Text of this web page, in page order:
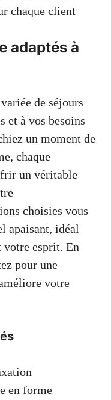
chaque client
adaptés à
de séjours
et à vos besoins
un moment de
chaque
un véritable
choisies vous
apaisant, idéal
esprit. En
pour une
votre
en forme